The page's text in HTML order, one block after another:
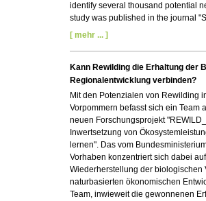
identify several thousand potential
study was published in the journal
[ mehr ... ]
Kann Rewilding die Erhaltung der
Regionalentwicklung verbinden?
Mit den Potenzialen von Rewilding
Vorpommern befasst sich ein Team
neuen Forschungsprojekt
Inwertsetzung von
lernen". Das vom
Vorhaben konzentriert sich dabei
Wiederherstellung der
naturbasierten ökonomischen
Team, inwieweit die gewonnenen